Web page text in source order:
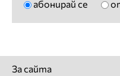
абонирай се
За сайта